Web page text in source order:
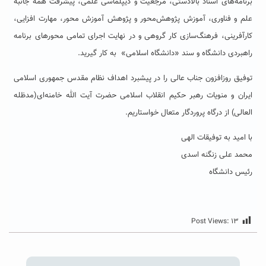
علم و فناوری، آموزش پژوهش‌محور و پژوهش آموزش‌ محور، مهارت افزایی،
کارآفرینی، فرهنگ‌سازی کار گروهی و در نهایت اجرای تمامی محورهای برنامه
راهبردی دانشگاه و سند «دانشگاه اسلامی» به کار گیرید.
توفیق روزافزون جناب‌ عالی را در پیشبرد اهداف نظام مقدس جمهوری اسلامی
ایران و منویات رهبر حکیم انقلاب اسلامی حضرت آیت الله خامنه‌ای(مدظله
العالی) از درگاه پروردگار متعال خواستاریم.
با امید به توفیقات الهی
محمد علی زنگنه اسدی
رئیس دانشگاه
Post Views: ۱۳